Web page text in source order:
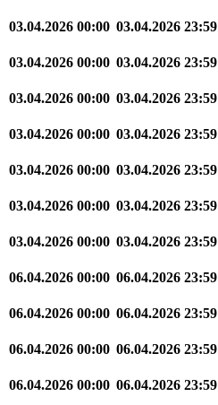
03.04.2026 00:00 03.04.2026 23:59
03.04.2026 00:00 03.04.2026 23:59
03.04.2026 00:00 03.04.2026 23:59
03.04.2026 00:00 03.04.2026 23:59
03.04.2026 00:00 03.04.2026 23:59
03.04.2026 00:00 03.04.2026 23:59
03.04.2026 00:00 03.04.2026 23:59
06.04.2026 00:00 06.04.2026 23:59
06.04.2026 00:00 06.04.2026 23:59
06.04.2026 00:00 06.04.2026 23:59
06.04.2026 00:00 06.04.2026 23:59